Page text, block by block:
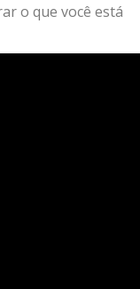
o que você está